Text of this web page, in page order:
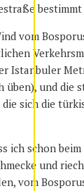
vom
Istanbuler
üben), und die
sich die
ich schon
und
vom